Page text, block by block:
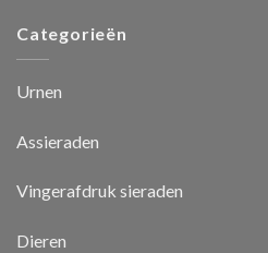
Categorieën
Urnen
Assieraden
Vingerafdruk sieraden
Dieren